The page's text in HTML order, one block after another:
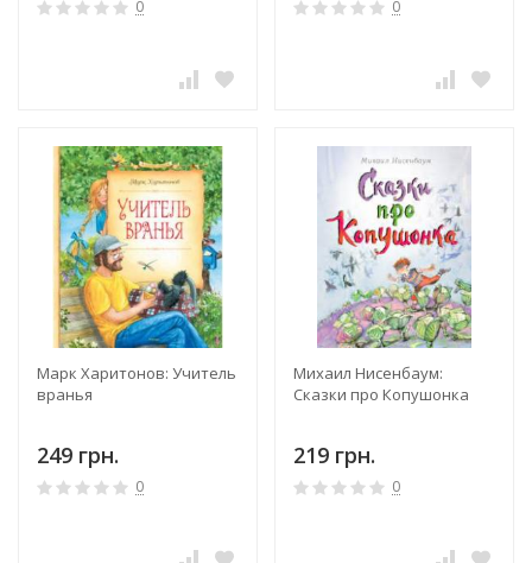
0
0
Марк Харитонов: Учитель
вранья
249 грн.
0
Михаил Нисенбаум:
Сказки про Копушонка
219 грн.
0